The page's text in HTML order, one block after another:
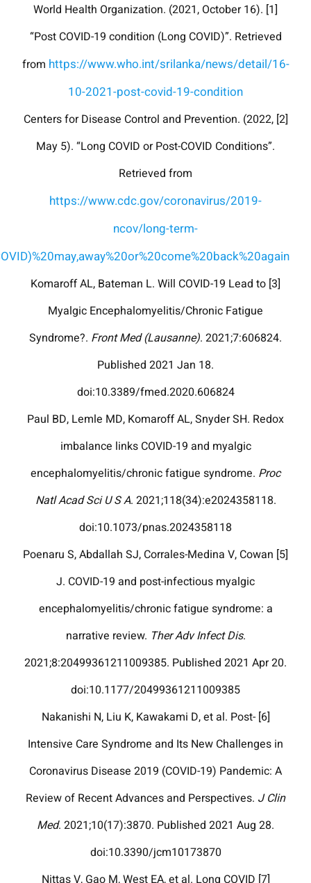
[1] World Health Organization. (2021, October 16).
“Post COVID-19 condition (Long COVID)”. Retrieved
from https://www.who.int/srilanka/news/detail/16-
10-2021-post-covid-19-condition
[2] Centers for Disease Control and Prevention. (2022,
May 5). “Long COVID or Post-COVID Conditions”.
Retrieved from
https://www.cdc.gov/coronavirus/2019-
ncov/long-term-
[3] Komaroff AL, Bateman L. Will COVID-19 Lead to
Myalgic Encephalomyelitis/Chronic Fatigue
Syndrome?. Front Med (Lausanne). 2021;7:606824.
Published 2021 Jan 18.
doi:10.3389/fmed.2020.606824
Paul BD, Lemle MD, Komaroff AL, Snyder SH. Redox
imbalance links COVID-19 and myalgic
encephalomyelitis/chronic fatigue syndrome. Proc
Natl Acad Sci U S A. 2021;118(34):e2024358118.
doi:10.1073/pnas.2024358118
[5] Poenaru S, Abdallah SJ, Corrales-Medina V, Cowan
J. COVID-19 and post-infectious myalgic
encephalomyelitis/chronic fatigue syndrome: a
narrative review. Ther Adv Infect Dis.
2021;8:20499361211009385. Published 2021 Apr 20.
doi:10.1177/20499361211009385
[6] Nakanishi N, Liu K, Kawakami D, et al. Post-
Intensive Care Syndrome and Its New Challenges in
Coronavirus Disease 2019 (COVID-19) Pandemic: A
Review of Recent Advances and Perspectives. J Clin
Med. 2021;10(17):3870. Published 2021 Aug 28.
doi:10.3390/jcm10173870
[7] Nittas V, Gao M, West EA, et al. Long COVID